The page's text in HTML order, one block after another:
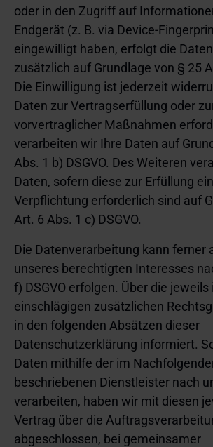
oder in den Zugriff auf
Endgerät (z. B. via Device-
eingewilligt haben, erfolgt die
zusätzlich auf Grundlage von § 25
Die Einwilligung ist jederzeit
Daten zur Vertragserfüllung oder
vorvertraglicher Maßnahmen
verarbeiten wir Ihre Daten auf
Abs. 1 b) DSGVO. Des Weiteren
Daten, sofern diese zur Erfüllung
Verpflichtung erforderlich sind auf
Art. 6 Abs. 1 c) DSGVO.
Die Datenverarbeitung kann ferner
unseres berechtigten Interesses
f) DSGVO erfolgen. Über die jeweils
einschlägigen zusätzlichen
in den folgenden Absätzen dieser
Datenschutzerklärung informiert.
Daten mithilfe der im
beschriebenen Dienstleister nach
verarbeiten, haben wir mit diesen
Vertrag über die
abgeschlossen, bei gemeinsamer